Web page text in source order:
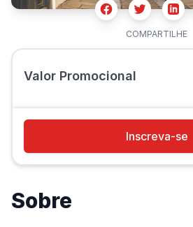
FacebookTwitter
COMPARTILHE
Valor Promocional
Inscreva-se
Sobre